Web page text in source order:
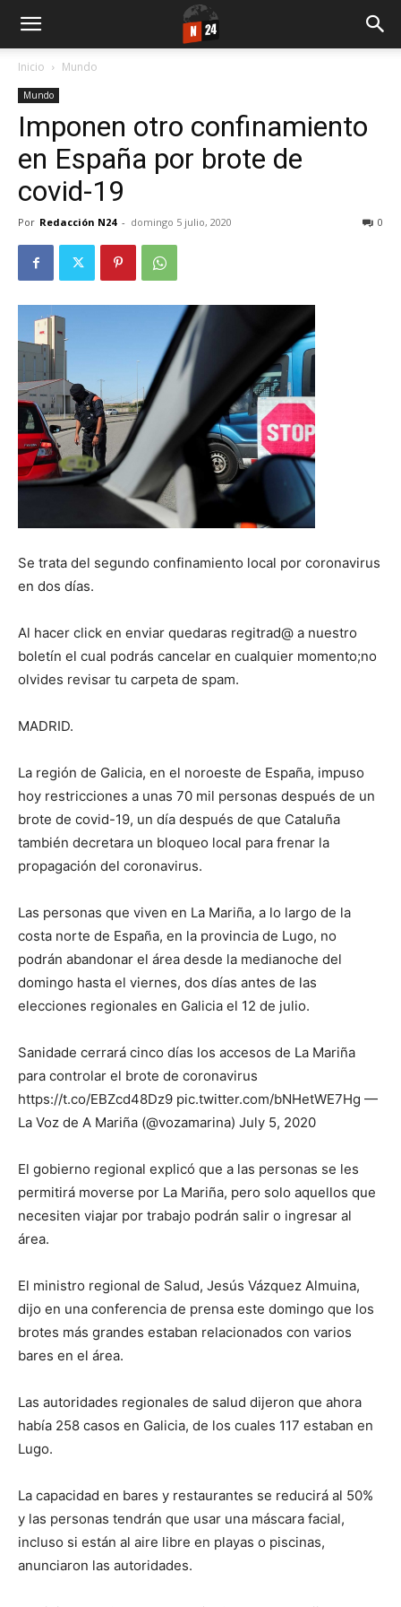
Inicio Mundo
Mundo
Imponen otro confinamiento
en España por brote de
covid-19
Por Redacción N24 - domingo 5 julio, 2020 0
Se trata del segundo confinamiento local por coronavirus
en dos días.
Al hacer click en enviar quedaras regitrad@ a nuestro
boletín el cual podrás cancelar en cualquier momento;no
olvides revisar tu carpeta de spam.
MADRID.
La región de Galicia, en el noroeste de España, impuso
hoy restricciones a unas 70 mil personas después de un
brote de covid-19, un día después de que Cataluña
también decretara un bloqueo local para frenar la
propagación del coronavirus.
Las personas que viven en La Mariña, a lo largo de la
costa norte de España, en la provincia de Lugo, no
podrán abandonar el área desde la medianoche del
domingo hasta el viernes, dos días antes de las
elecciones regionales en Galicia el 12 de julio.
Sanidade cerrará cinco días los accesos de La Mariña
para controlar el brote de coronavirus
https://t.co/EBZcd48Dz9 pic.twitter.com/bNHetWE7Hg —
La Voz de A Mariña (@vozamarina) July 5, 2020
El gobierno regional explicó que a las personas se les
permitirá moverse por La Mariña, pero solo aquellos que
necesiten viajar por trabajo podrán salir o ingresar al
área.
El ministro regional de Salud, Jesús Vázquez Almuina,
dijo en una conferencia de prensa este domingo que los
brotes más grandes estaban relacionados con varios
bares en el área.
Las autoridades regionales de salud dijeron que ahora
había 258 casos en Galicia, de los cuales 117 estaban en
Lugo.
La capacidad en bares y restaurantes se reducirá al 50%
y las personas tendrán que usar una máscara facial,
incluso si están al aire libre en playas o piscinas,
anunciaron las autoridades.